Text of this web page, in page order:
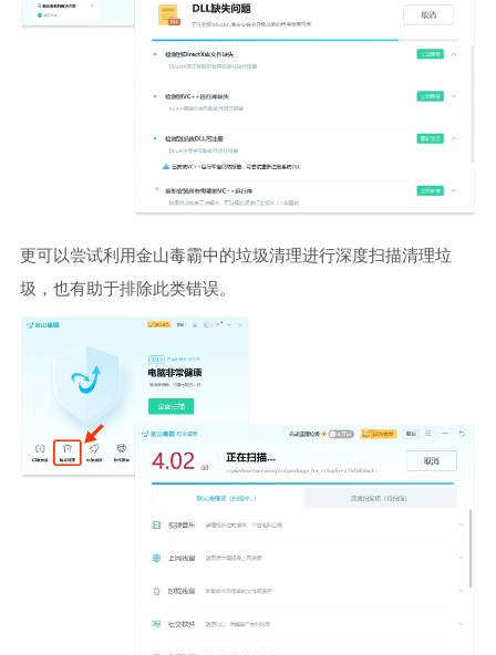
更可以尝试利用金山毒霸中的垃圾清理进行深度扫描清理垃
圾，也有助于排除此类错误。